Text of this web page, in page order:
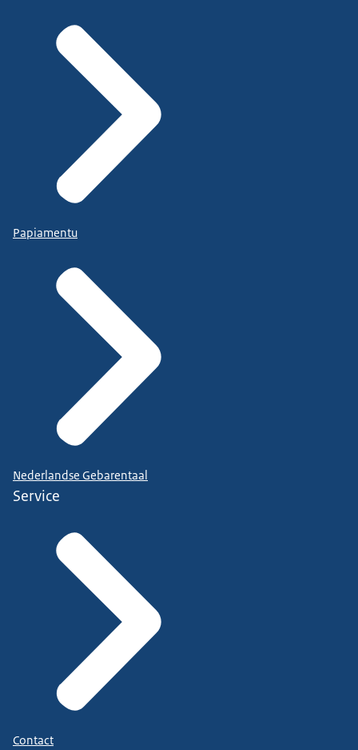
Papiamentu
Nederlandse Gebarentaal
Service
Contact